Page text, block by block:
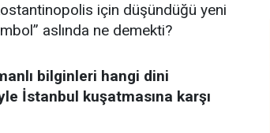
için düşündüğü yeni
aslında ne demekti?
bilginleri hangi dini
İstanbul kuşatmasına karşı